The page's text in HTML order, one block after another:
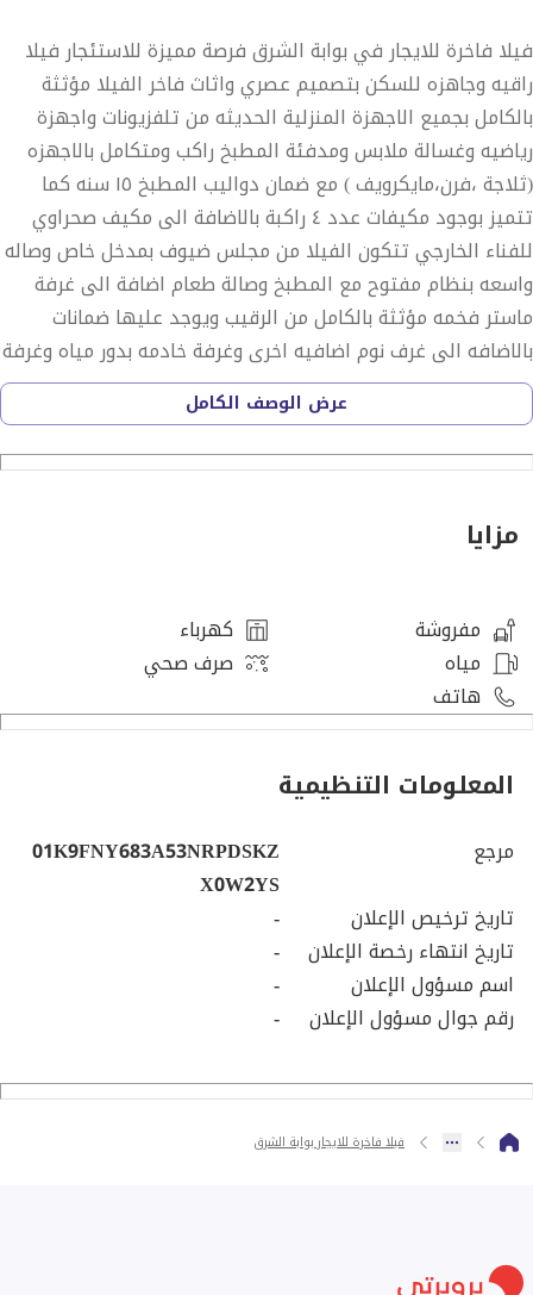
فيلا فاخرة للايجار في بوابة الشرق فرصة مميزة للاستئجار فيلا
راقيه وجاهزه للسكن بتصميم عصري واثاث فاخر الفيلا مؤثثة
بالكامل بجميع الاجهزة المنزلية الحديثه من تلفزيونات واجهزة
رياضيه وغسالة ملابس ومدفئة المطبخ راكب ومتكامل بالاجهزه
(ثلاجة ،فرن،مايكرويف ) مع ضمان دواليب المطبخ ١٥ سنه كما
تتميز بوجود مكيفات عدد ٤ راكبة بالاضافة الى مكيف صحراوي
للفناء الخارجي تتكون الفيلا من مجلس ضيوف بمدخل خاص وصاله
واسعه بنظام مفتوح مع المطبخ وصالة طعام اضافة الى غرفة
ماستر فخمه مؤثثة بالكامل من الرقيب ويوجد عليها ضمانات
بالاضافه الى غرف نوم اضافيه اخرى وغرفة خادمه بدور مياه وغرفة
غسيل وشطح واسع مثالي للجلشات الخارجي بالاضافه الى وجود
مستودع ايضاً جراج يسع اكثر من سياره تتميز بتشطيب فاخر
...الفيلا جاهزة للسكن فوراً
عرض الوصف الكامل
مزايا
مفروشة
كهرباء
مياه
صرف صحي
هاتف
المعلومات التنظيمية
مرجع
01K9FNY683A53NRPDSKZ
X0W2YS
تاريخ ترخيص الإعلان
-
تاريخ انتهاء رخصة الإعلان
-
اسم مسؤول الإعلان
-
رقم جوال مسؤول الإعلان
-
فيلا فاخرة للايجار بوابة الشرق